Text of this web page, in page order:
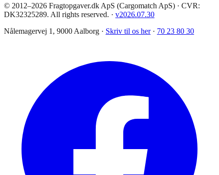
© 2012–2026 Fragtopgaver.dk ApS (Cargomatch ApS) · CVR:
DK32325289. All rights reserved. · v2026.07.30
Nålemagervej 1, 9000 Aalborg · Skriv til os her · 70 23 80 30